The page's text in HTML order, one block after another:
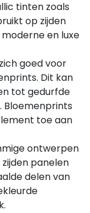
tinten zoals
op zijden
en luxe
goed voor
Dit kan
tot gedurfde
Bloemenprints
toe aan
ontwerpen
panelen
delen van